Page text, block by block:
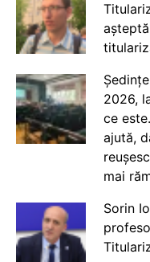
2026,
ce
ajută,
mai
Sorin